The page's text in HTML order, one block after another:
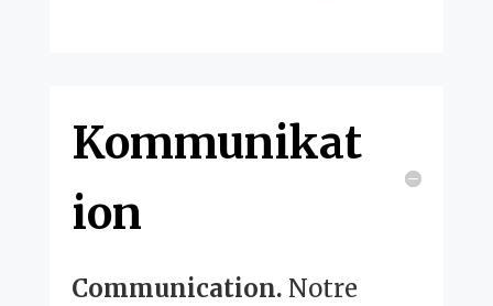
Kommunikat
ion
Communication. Notre